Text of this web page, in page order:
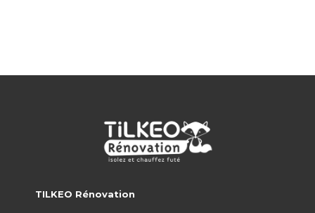
TILKEO Rénovation